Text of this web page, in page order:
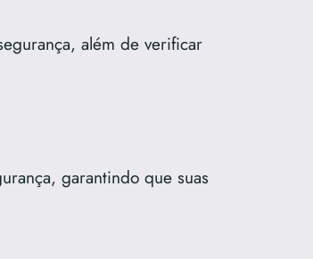
além de verificar
garantindo que suas